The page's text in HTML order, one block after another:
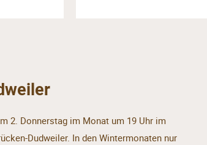
2. Donnerstag im Monat um 19 Uhr im
Dudweiler. In den Wintermonaten nur